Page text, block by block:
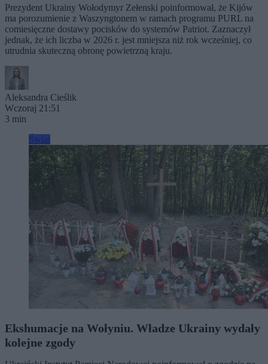
Prezydent Ukrainy Wołodymyr Zełenski poinformował, że Kijów
ma porozumienie z Waszyngtonem w ramach programu PURL na
comiesięczne dostawy pocisków do systemów Patriot. Zaznaczył
jednak, że ich liczba w 2026 r. jest mniejsza niż rok wcześniej, co
utrudnia skuteczną obronę powietrzną kraju.
Aleksandra Cieślik
Wczoraj 21:51
3 min
Ekshumacje na Wołyniu. Władze Ukrainy wydały
kolejne zgody